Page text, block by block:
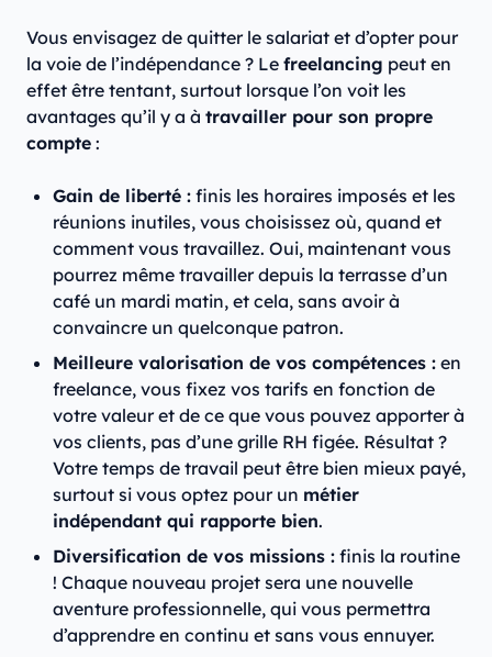
Vous envisagez de quitter le salariat et d’opter pour
la voie de l’indépendance ? Le freelancing peut en
effet être tentant, surtout lorsque l’on voit les
avantages qu’il y a à travailler pour son propre
compte :
Gain de liberté : finis les horaires imposés et les
réunions inutiles, vous choisissez où, quand et
comment vous travaillez. Oui, maintenant vous
pourrez même travailler depuis la terrasse d’un
café un mardi matin, et cela, sans avoir à
convaincre un quelconque patron.
Meilleure valorisation de vos compétences : en
freelance, vous fixez vos tarifs en fonction de
votre valeur et de ce que vous pouvez apporter à
vos clients, pas d’une grille RH figée. Résultat ?
Votre temps de travail peut être bien mieux payé,
surtout si vous optez pour un métier
indépendant qui rapporte bien.
Diversification de vos missions : finis la routine
! Chaque nouveau projet sera une nouvelle
aventure professionnelle, qui vous permettra
d’apprendre en continu et sans vous ennuyer.